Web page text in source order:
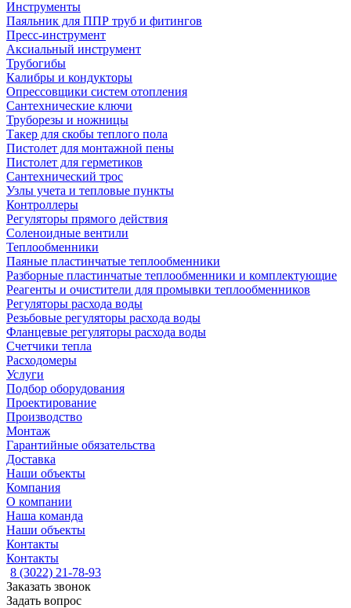
Инструменты
Паяльник для ППР труб и фитингов
Пресс-инструмент
Аксиальный инструмент
Трубогибы
Калибры и кондукторы
Опрессовщики систем отопления
Сантехнические ключи
Труборезы и ножницы
Такер для скобы теплого пола
Пистолет для монтажной пены
Пистолет для герметиков
Сантехнический трос
Узлы учета и тепловые пункты
Контроллеры
Регуляторы прямого действия
Соленоидные вентили
Теплообменники
Паяные пластинчатые теплообменники
Разборные пластинчатые теплообменники и комплектующие
Реагенты и очистители для промывки теплообменников
Регуляторы расхода воды
Резьбовые регуляторы расхода воды
Фланцевые регуляторы расхода воды
Счетчики тепла
Расходомеры
Услуги
Подбор оборудования
Проектирование
Производство
Монтаж
Гарантийные обязательства
Доставка
Наши объекты
Компания
О компании
Наша команда
Наши объекты
Контакты
Контакты
8 (3022) 21-78-93
Заказать звонок
Задать вопрос